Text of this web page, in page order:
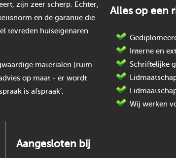
zijn zeer scherp. Echter,
en de garantie die
tevreden huiseigenaren
materialen (ruim
op maat - er wordt
is afspraak’.
Alles op een
Interne en
Schriftelijke
Wij werken
Aangesloten bij